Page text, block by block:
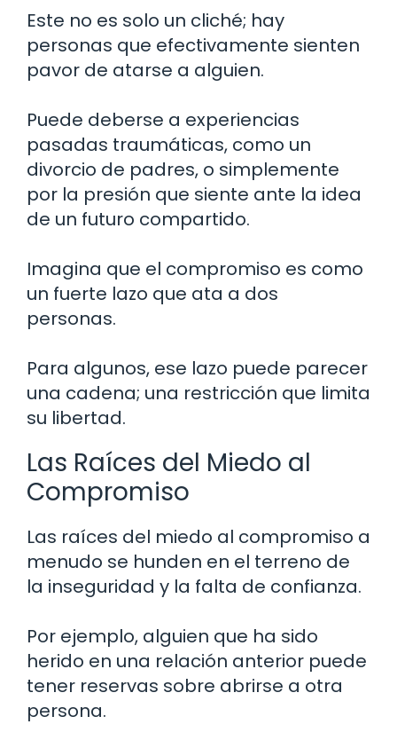
Este no es solo un cliché; hay
personas que efectivamente sienten
pavor de atarse a alguien.
Puede deberse a experiencias
pasadas traumáticas, como un
divorcio de padres, o simplemente
por la presión que siente ante la idea
de un futuro compartido.
Imagina que el compromiso es como
un fuerte lazo que ata a dos
personas.
Para algunos, ese lazo puede parecer
una cadena; una restricción que limita
su libertad.
Las Raíces del Miedo al
Compromiso
Las raíces del miedo al compromiso a
menudo se hunden en el terreno de
la inseguridad y la falta de confianza.
Por ejemplo, alguien que ha sido
herido en una relación anterior puede
tener reservas sobre abrirse a otra
persona.